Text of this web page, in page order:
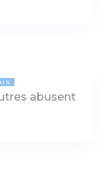
abusent